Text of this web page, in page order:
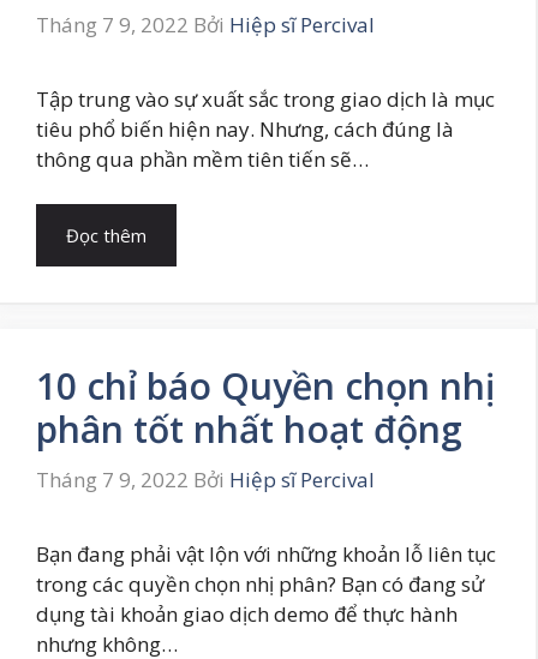
Tháng 7 9, 2022 Bởi Hiệp sĩ Percival
Tập trung vào sự xuất sắc trong giao dịch là mục
tiêu phổ biến hiện nay. Nhưng, cách đúng là
thông qua phần mềm tiên tiến sẽ…
Đọc thêm
10 chỉ báo Quyền chọn nhị
phân tốt nhất hoạt động
Tháng 7 9, 2022 Bởi Hiệp sĩ Percival
Bạn đang phải vật lộn với những khoản lỗ liên tục
trong các quyền chọn nhị phân? Bạn có đang sử
dụng tài khoản giao dịch demo để thực hành
nhưng không…